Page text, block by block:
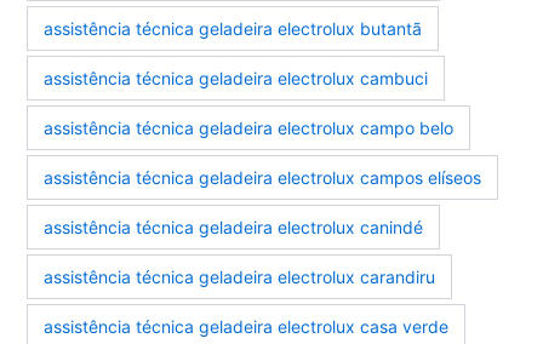
assistência técnica geladeira electrolux butantã
assistência técnica geladeira electrolux cambuci
assistência técnica geladeira electrolux campo belo
assistência técnica geladeira electrolux campos elíseos
assistência técnica geladeira electrolux canindé
assistência técnica geladeira electrolux carandiru
assistência técnica geladeira electrolux casa verde